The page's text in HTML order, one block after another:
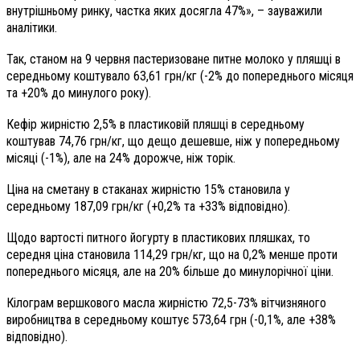
внутрішньому ринку, частка яких досягла 47%», – зауважили
аналітики.
Так, станом на 9 червня пастеризоване питне молоко у пляшці в
середньому коштувало 63,61 грн/кг (-2% до попереднього місяця
та +20% до минулого року).
Кефір жирністю 2,5% в пластиковій пляшці в середньому
коштував 74,76 грн/кг, що дещо дешевше, ніж у попередньому
місяці (-1%), але на 24% дорожче, ніж торік.
Ціна на сметану в стаканах жирністю 15% становила у
середньому 187,09 грн/кг (+0,2% та +33% відповідно).
Щодо вартості питного йогурту в пластикових пляшках, то
середня ціна становила 114,29 грн/кг, що на 0,2% менше проти
попереднього місяця, але на 20% більше до минулорічної ціни.
Кілограм вершкового масла жирністю 72,5-73% вітчизняного
виробництва в середньому коштує 573,64 грн (-0,1%, але +38%
відповідно).